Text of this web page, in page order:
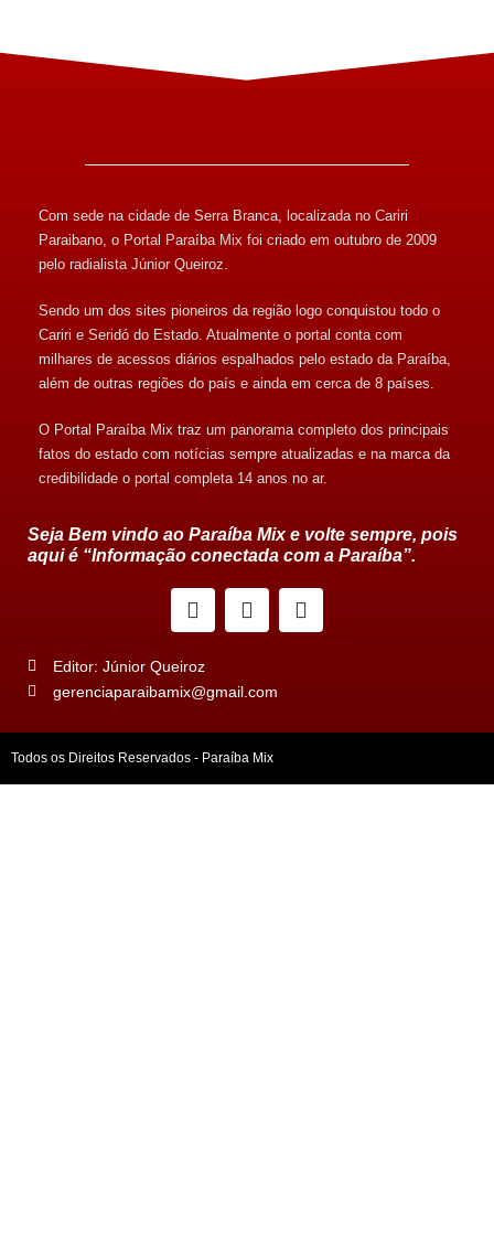
Com sede na cidade de Serra Branca, localizada no Cariri
Paraibano, o Portal Paraíba Mix foi criado em outubro de 2009
pelo radialista Júnior Queiroz.
Sendo um dos sites pioneiros da região logo conquistou todo o
Cariri e Seridó do Estado. Atualmente o portal conta com
milhares de acessos diários espalhados pelo estado da Paraíba,
além de outras regiões do país e ainda em cerca de 8 países.
O Portal Paraíba Mix traz um panorama completo dos principais
fatos do estado com notícias sempre atualizadas e na marca da
credibilidade o portal completa 14 anos no ar.
Seja Bem vindo ao Paraíba Mix e volte sempre, pois
aqui é “Informação conectada com a Paraíba”.
Editor: Júnior Queiroz
gerenciaparaibamix@gmail.com
Todos os Direitos Reservados - Paraíba Mix